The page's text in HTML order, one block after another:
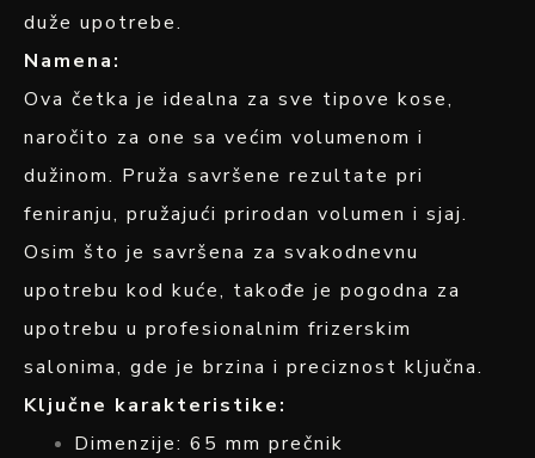
duže upotrebe.
Namena:
Ova četka je idealna za sve tipove kose,
naročito za one sa većim volumenom i
dužinom. Pruža savršene rezultate pri
feniranju, pružajući prirodan volumen i sjaj.
Osim što je savršena za svakodnevnu
upotrebu kod kuće, takođe je pogodna za
upotrebu u profesionalnim frizerskim
salonima, gde je brzina i preciznost ključna.
Ključne karakteristike:
Dimenzije: 65 mm prečnik